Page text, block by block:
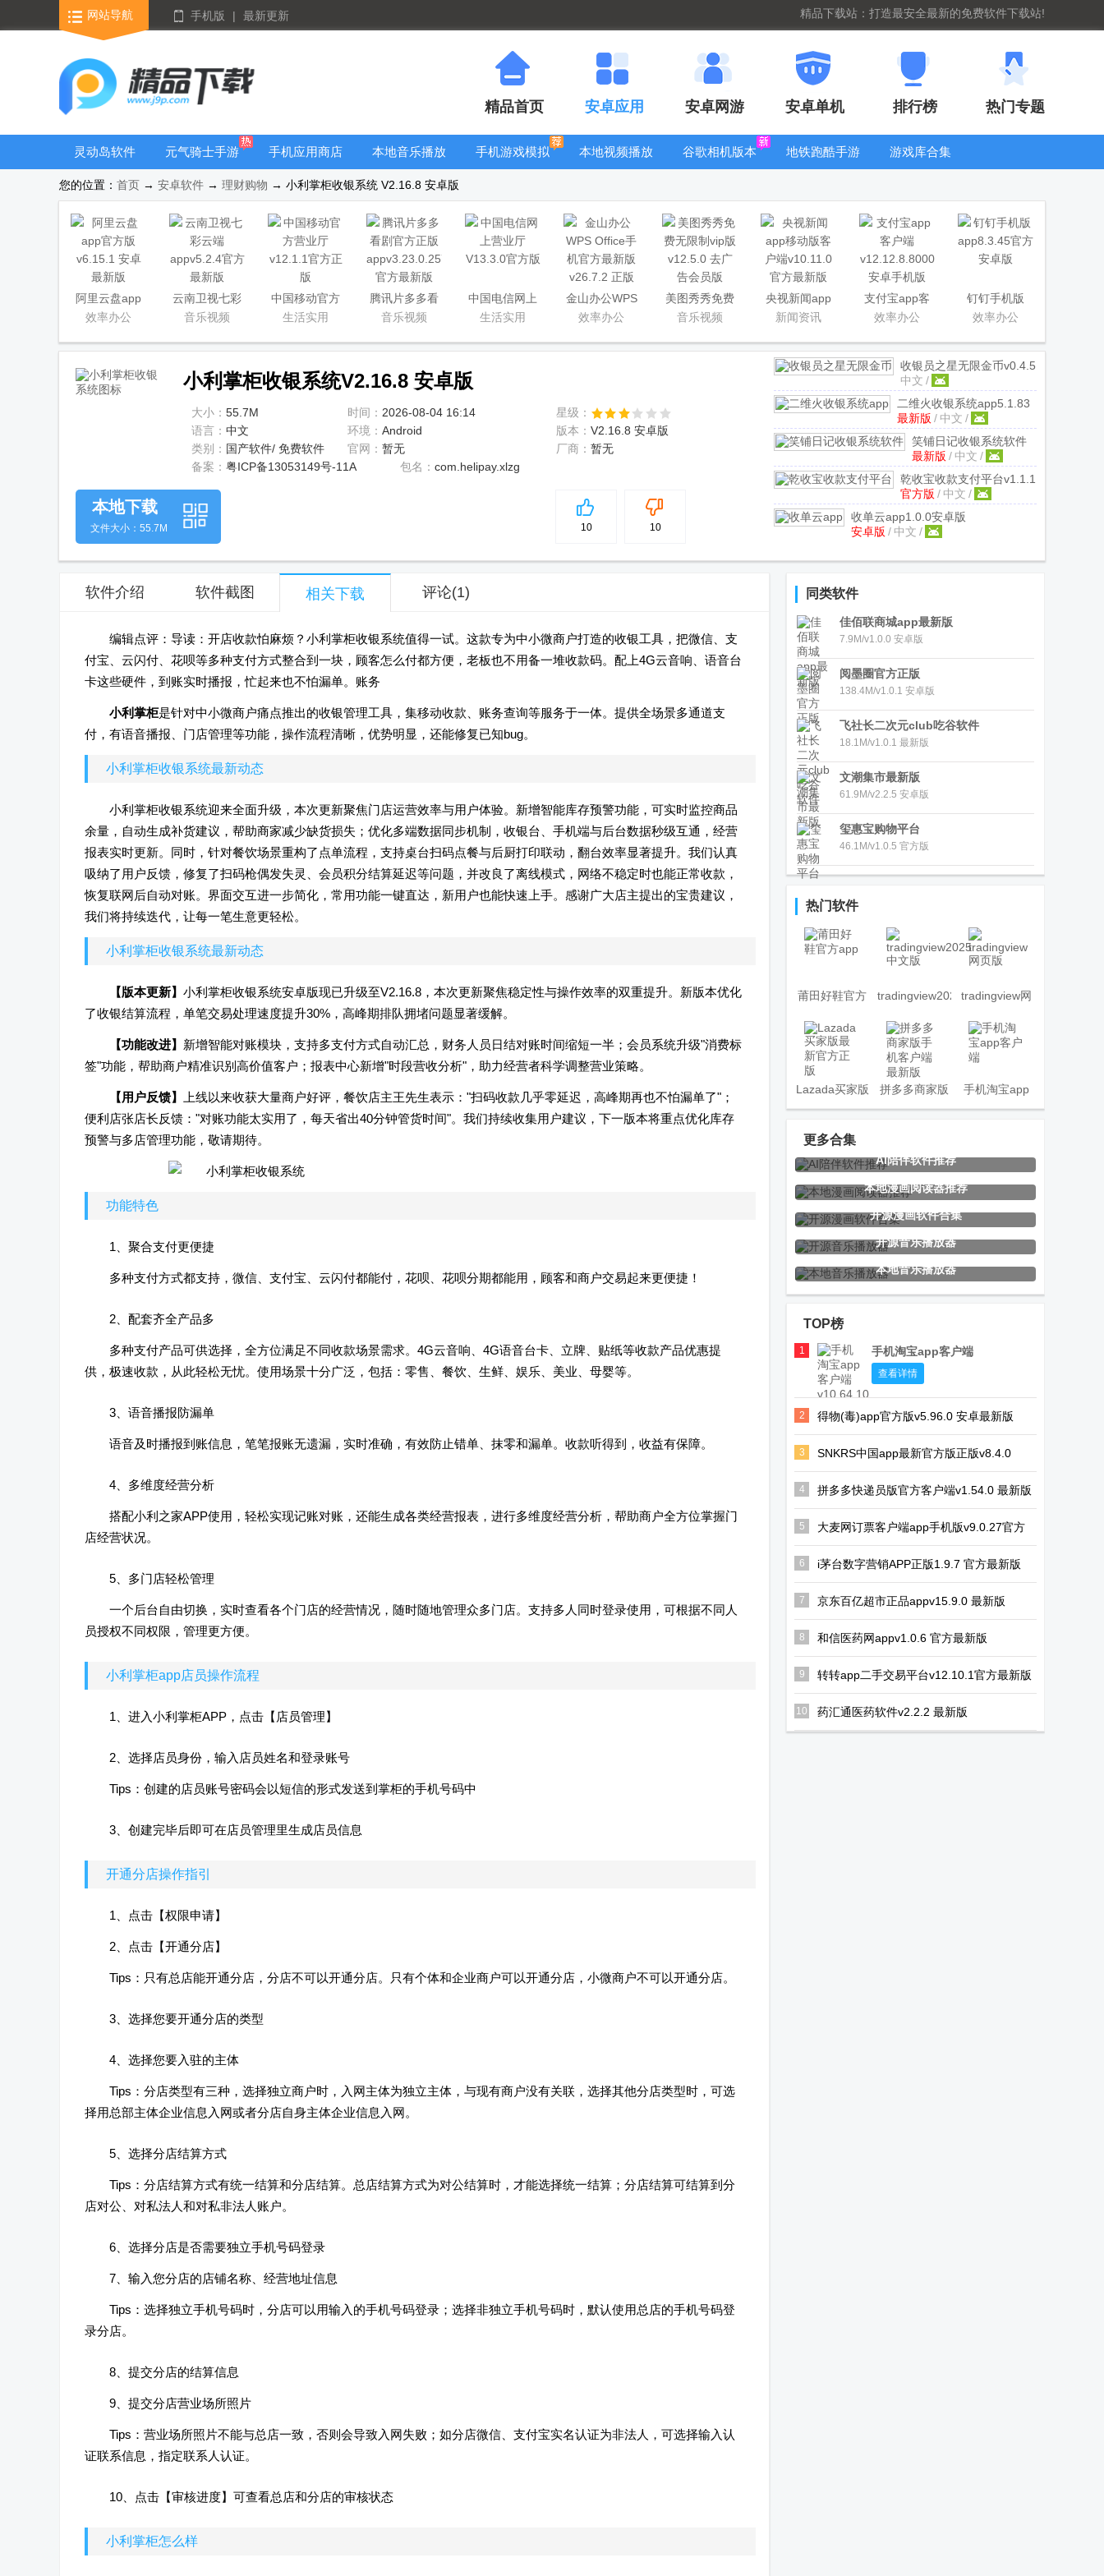
网站导航 手机版 | 最新更新 精品下载站：打造最安全最新的免费软件下载站!
精品首页 安卓应用 安卓网游 安卓单机 排行榜 热门专题
灵动岛软件
元气骑士手游
手机应用商店
本地音乐播放
手机游戏模拟
本地视频播放
谷歌相机版本
地铁跑酷手游
游戏库合集
您的位置： 首页 → 安卓软件 → 理财购物 → 小利掌柜收银系统 V2.16.8 安卓版
阿里云盘app
官方版
效率办公
云南卫视七彩
云端app
音乐视频
中国移动官方
营业厅
生活实用
腾讯片多多看
剧官方正版
音乐视频
中国电信网上
营业厅
生活实用
金山办公WPS
Office手机官
效率办公
美图秀秀免费
无限制vip版
音乐视频
央视新闻app
移动版客户端
新闻资讯
支付宝app客
户端
效率办公
钉钉手机版
app
效率办公
小利掌柜收银系统V2.16.8 安卓版
大小： 55.7M 时间： 2026-08-04 16:14
星级：
语言： 中文 环境： Android 版本： V2.16.8 安卓版
类别： 国产软件/ 免费软件 官网： 暂无 厂商： 暂无
备案： 粤ICP备13053149号-11A 包名： com.helipay.xlzg
收银员之星无限金币v0.4.5
手机版
中文 /
二维火收银系统app5.1.83
最新版
最新版 / 中文 /
笑铺日记收银系统软件
v26.4.0 最新版
最新版 / 中文 /
乾收宝收款支付平台v1.1.1
安卓官方版
官方版 / 中文 /
收单云app1.0.0安卓版
安卓版 / 中文 /
5
10 10
本地下载
文件大小：55.7M
软件介绍 软件截图 相关下载 评论(1)
编辑点评：导读：开店收款怕麻烦？小利掌柜收银系统值得一试。这款专为中小微商户打造的收银工具，把微信、支
付宝、云闪付、花呗等多种支付方式整合到一块，顾客怎么付都方便，老板也不用备一堆收款码。配上4G云音响、语音台
卡这些硬件，到账实时播报，忙起来也不怕漏单。账务
小利掌柜是针对中小微商户痛点推出的收银管理工具，集移动收款、账务查询等服务于一体。提供全场景多通道支
付，有语音播报、门店管理等功能，操作流程清晰，优势明显，还能修复已知bug。
小利掌柜收银系统最新动态
小利掌柜收银系统迎来全面升级，本次更新聚焦门店运营效率与用户体验。新增智能库存预警功能，可实时监控商品
余量，自动生成补货建议，帮助商家减少缺货损失；优化多端数据同步机制，收银台、手机端与后台数据秒级互通，经营
报表实时更新。同时，针对餐饮场景重构了点单流程，支持桌台扫码点餐与后厨打印联动，翻台效率显著提升。我们认真
吸纳了用户反馈，修复了扫码枪偶发失灵、会员积分结算延迟等问题，并改良了离线模式，网络不稳定时也能正常收款，
恢复联网后自动对账。界面交互进一步简化，常用功能一键直达，新用户也能快速上手。感谢广大店主提出的宝贵建议，
我们将持续迭代，让每一笔生意更轻松。
小利掌柜收银系统最新动态
【版本更新】 小利掌柜收银系统安卓版现已升级至V2.16.8，本次更新聚焦稳定性与操作效率的双重提升。新版本优化
了收银结算流程，单笔交易处理速度提升30%，高峰期排队拥堵问题显著缓解。
【功能改进】 新增智能对账模块，支持多支付方式自动汇总，财务人员日结对账时间缩短一半；会员系统升级"消费标
签"功能，帮助商户精准识别高价值客户；报表中心新增"时段营收分析"，助力经营者科学调整营业策略。
【用户反馈】
上线以来收获大量商户好评，餐饮店主王先生表示："扫码收款几乎零延迟，高峰期再也不怕漏单了"；
便利店张店长反馈："对账功能太实用了，每天省出40分钟管货时间"。我们持续收集用户建议，下一版本将重点优化库存
预警与多店管理功能，敬请期待。
功能特色
1、聚合支付更便捷
多种支付方式都支持，微信、支付宝、云闪付都能付，花呗、花呗分期都能用，顾客和商户交易起来更便捷！
2、配套齐全产品多
多种支付产品可供选择，全方位满足不同收款场景需求。4G云音响、4G语音台卡、立牌、贴纸等收款产品优惠提
供，极速收款，从此轻松无忧。使用场景十分广泛，包括：零售、餐饮、生鲜、娱乐、美业、母婴等。
3、语音播报防漏单
语音及时播报到账信息，笔笔报账无遗漏，实时准确，有效防止错单、抹零和漏单。收款听得到，收益有保障。
4、多维度经营分析
搭配小利之家APP使用，轻松实现记账对账，还能生成各类经营报表，进行多维度经营分析，帮助商户全方位掌握门
店经营状况。
5、多门店轻松管理
一个后台自由切换，实时查看各个门店的经营情况，随时随地管理众多门店。支持多人同时登录使用，可根据不同人
员授权不同权限，管理更方便。
小利掌柜app店员操作流程
1、进入小利掌柜APP，点击【店员管理】
2、选择店员身份，输入店员姓名和登录账号
Tips：创建的店员账号密码会以短信的形式发送到掌柜的手机号码中
3、创建完毕后即可在店员管理里生成店员信息
开通分店操作指引
1、点击【权限申请】
2、点击【开通分店】
Tips：只有总店能开通分店，分店不可以开通分店。只有个体和企业商户可以开通分店，小微商户不可以开通分店。
3、选择您要开通分店的类型
4、选择您要入驻的主体
Tips：分店类型有三种，选择独立商户时，入网主体为独立主体，与现有商户没有关联，选择其他分店类型时，可选
择用总部主体企业信息入网或者分店自身主体企业信息入网。
5、选择分店结算方式
Tips：分店结算方式有统一结算和分店结算。总店结算方式为对公结算时，才能选择统一结算；分店结算可结算到分
店对公、对私法人和对私非法人账户。
6、选择分店是否需要独立手机号码登录
7、输入您分店的店铺名称、经营地址信息
Tips：选择独立手机号码时，分店可以用输入的手机号码登录；选择非独立手机号码时，默认使用总店的手机号码登
录分店。
8、提交分店的结算信息
9、提交分店营业场所照片
Tips：营业场所照片不能与总店一致，否则会导致入网失败；如分店微信、支付宝实名认证为非法人，可选择输入认
证联系信息，指定联系人认证。
10、点击【审核进度】可查看总店和分店的审核状态
小利掌柜怎么样
同类软件
佳佰联商城app最新版
7.9M/v1.0.0 安卓版
阅墨圈官方正版
138.4M/v1.0.1 安卓版
飞社长二次元club吃谷软件
18.1M/v1.0.1 最新版
文潮集市最新版
61.9M/v2.2.5 安卓版
玺惠宝购物平台
46.1M/v1.0.5 官方版
热门软件
莆田好鞋官方
tradingview2025
中文版
tradingview网
页版
Lazada买家版
最新官方正版
拼多多商家版
手机客户端最
手机淘宝app
客户端
潮玩宇宙app
tradingview国
MT4官方正版
小暖AI机器人
最佳漫画阅读
Kahon漫画 e能建手机版
旧版免升级
网易云音乐
VIP绿色版
OHMusic音乐
播放器
更多合集
AI陪伴软件推荐
本地漫画阅读器推荐
开源漫画软件合集
开源音乐播放器
本地音乐播放器
TOP榜
1 手机淘宝app客户端
查看详情
2 得物(毒)app官方版v5.96.0 安卓最新版
3 SNKRS中国app最新官方版正版v8.4.0
4 拼多多快递员版官方客户端v1.54.0 最新版
5
大麦网订票客户端app手机版v9.0.27官方
正版
6 i茅台数字营销APP正版1.9.7 官方最新版
7 京东百亿超市正品appv15.9.0 最新版
8 和信医药网appv1.0.6 官方最新版
9 转转app二手交易平台v12.10.1官方最新版
10 药汇通医药软件v2.2.2 最新版